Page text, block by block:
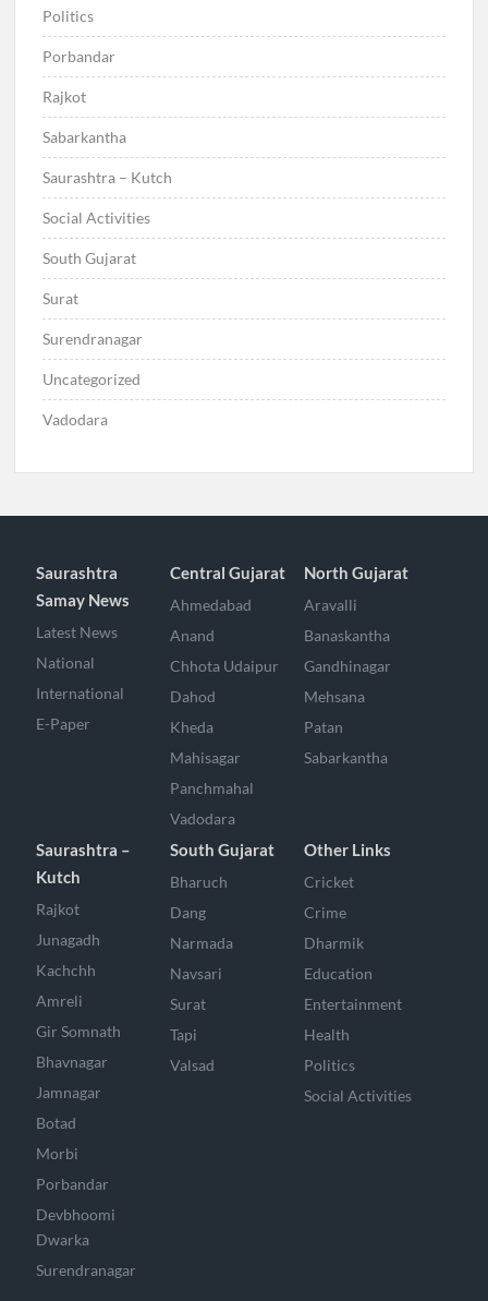
Politics
Porbandar
Rajkot
Sabarkantha
Saurashtra – Kutch
Social Activities
South Gujarat
Surat
Surendranagar
Uncategorized
Vadodara
Saurashtra
Samay News
Latest News
National
International
E-Paper
Central Gujarat
Ahmedabad
Anand
Chhota Udaipur
Dahod
Kheda
Mahisagar
Panchmahal
Vadodara
North Gujarat
Aravalli
Banaskantha
Gandhinagar
Mehsana
Patan
Sabarkantha
Saurashtra –
Kutch
Rajkot
Junagadh
Kachchh
Amreli
Gir Somnath
Bhavnagar
Jamnagar
Botad
Morbi
Porbandar
Devbhoomi
Dwarka
Surendranagar
South Gujarat
Bharuch
Dang
Narmada
Navsari
Surat
Tapi
Valsad
Other Links
Cricket
Crime
Dharmik
Education
Entertainment
Health
Politics
Social Activities